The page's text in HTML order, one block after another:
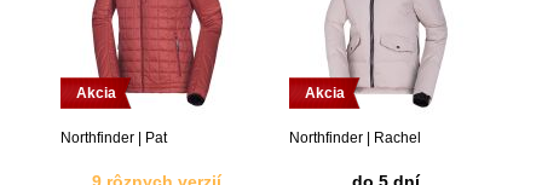
Akcia
Northfinder | Pat
Akcia
Northfinder | Rachel